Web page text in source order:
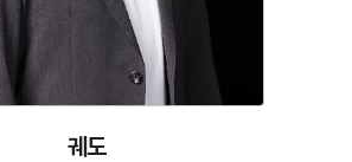
궤도